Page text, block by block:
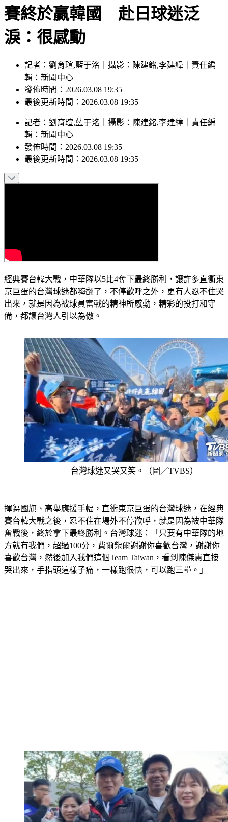
賽終於贏韓國 赴日球迷泛
淚：很感動
記者：劉育瑄,藍于洺｜攝影：陳建銘,李建緯｜責任編
輯：新聞中心
發佈時間：2026.03.08 19:35
最後更新時間：2026.03.08 19:35
記者 ： 劉育瑄,藍于洺 攝影 ： 陳建銘,李建緯
責任編
輯 ： 新聞中心
發佈時間： 2026.03.08 19:35
最後更新時間： 2026.03.08 19:35
經典賽台韓大戰，中華隊以5比4奪下最終勝利，讓許多直衝東
京巨蛋的台灣球迷都嗨翻了，不停歡呼之外，更有人忍不住哭
出來，就是因為被球員奮戰的精神所感動，精彩的投打和守
備，都讓台灣人引以為傲。
台灣球迷又哭又笑。（圖／TVBS）
揮舞國旗、高舉應援手幅，直衝東京巨蛋的台灣球迷，在經典
賽台韓大戰之後，忍不住在場外不停歡呼，就是因為被中華隊
奮戰後，終於拿下最終勝利。台灣球迷：「只要有中華隊的地
方就有我們，超過100分，費爾柴爾謝謝你喜歡台灣，謝謝你
喜歡台灣，然後加入我們這個Team Taiwan，看到陳傑憲直接
哭出來，手指頭這樣子痛，一樣跑很快，可以跑三壘。」